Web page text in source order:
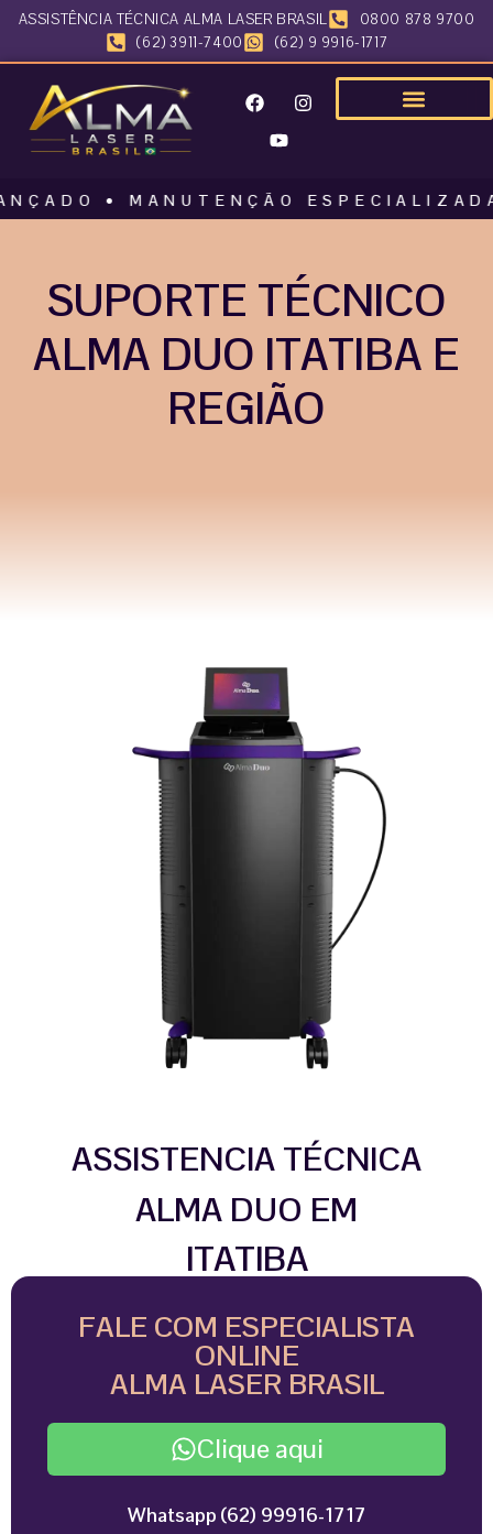
ASSISTÊNCIA TÉCNICA ALMA LASER BRASIL
0800 878 9700
(62) 3911-7400
(62) 9 9916-1717
• MANUTENÇÃO
SUPORTE TÉCNICO
ALMA DUO ITATIBA E
REGIÃO
ASSISTENCIA TÉCNICA
ALMA DUO EM
ITATIBA
FALE COM ESPECIALISTA
ONLINE
ALMA LASER BRASIL
Clique aqui
Whatsapp (62) 99916-1717